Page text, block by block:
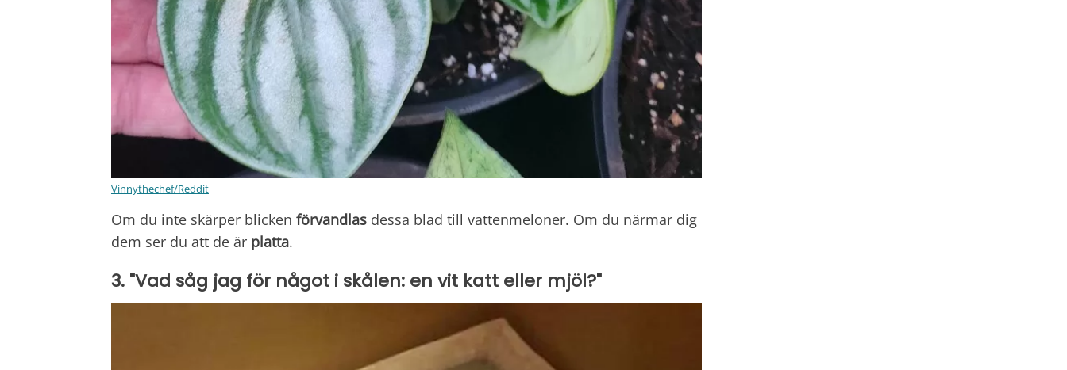
Vinnythechef/Reddit
Om du inte skärper blicken förvandlas dessa blad till vattenmeloner. Om du närmar dig
dem ser du att de är platta.
3. "Vad såg jag för något i skålen: en vit katt eller mjöl?"